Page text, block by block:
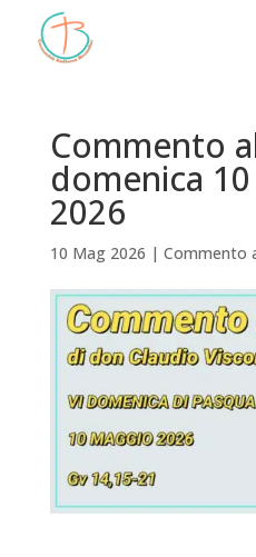
Commento
domenica
2026
10 Mag 2026 | Commento